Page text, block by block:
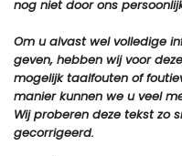
nog niet door ons
Om u alvast wel volledige
geven, hebben wij voor
mogelijk taalfouten of
manier kunnen we u veel
Wij proberen deze tekst zo
gecorrigeerd.